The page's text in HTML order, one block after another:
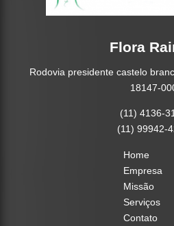
Flora
Rodovia presidente castelo
18147-
(11) 4136-
(11) 99942-
Home
Empresa
Missão
Serviços
Contato